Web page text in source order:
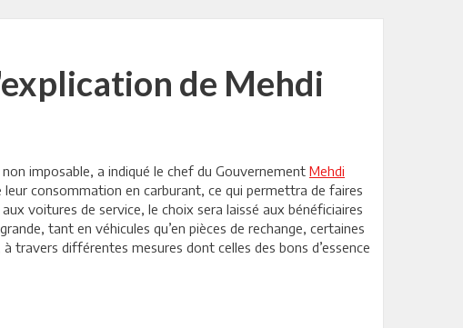
de Mehdi
imposable, a indiqué le chef du Gouvernement Mehdi
leur consommation en carburant, ce qui permettra de faires
voitures de service, le choix sera laissé aux bénéficiaires
tant en véhicules qu’en pièces de rechange, certaines
travers différentes mesures dont celles des bons d’essence